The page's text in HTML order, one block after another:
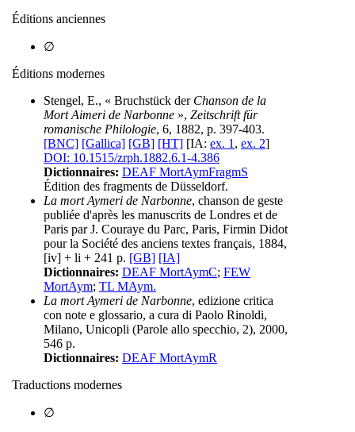
Éditions anciennes
∅
Éditions modernes
Stengel, E., « Bruchstück der Chanson de la
Mort Aimeri de Narbonne », Zeitschrift für
romanische Philologie, 6, 1882, p. 397-403.
[BNC] [Gallica] [GB] [HT] [IA: ex. 1 , ex. 2]
DOI: 10.1515/zrph.1882.6.1-4.386
Dictionnaires: DEAF MortAymFragmS
Édition des fragments de Düsseldorf.
La mort Aymeri de Narbonne, chanson de geste
publiée d'après les manuscrits de Londres et de
Paris par J. Couraye du Parc, Paris, Firmin Didot
pour la Société des anciens textes français, 1884,
[iv] + li + 241 p. [GB] [IA]
Dictionnaires: DEAF MortAymC; FEW
MortAym; TL MAym.
La mort Aymeri de Narbonne, edizione critica
con note e glossario, a cura di Paolo Rinoldi,
Milano, Unicopli (Parole allo specchio, 2), 2000,
546 p.
Dictionnaires: DEAF MortAymR
Traductions modernes
∅